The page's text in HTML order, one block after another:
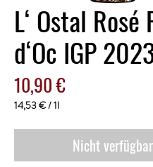
L‘ Ostal Rosé
d‘Oc IGP
10,90 €Preis
14,53 €/1l
pro
Liter
Nicht verfügbar